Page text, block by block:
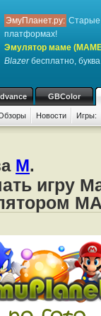
ЭмуПланет.ру: Старые
платформах!
Эмулятор маме
Blazerбесплатно,
GBColor
Новости Игры:
M.
игру